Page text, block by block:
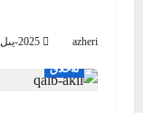
i
g
azheri
ئەخلاق